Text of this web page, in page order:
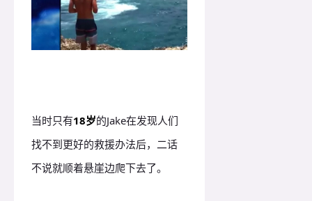
当时只有18岁的Jake在发现人们
找不到更好的救援办法后，二话
不说就顺着悬崖边爬下去了。